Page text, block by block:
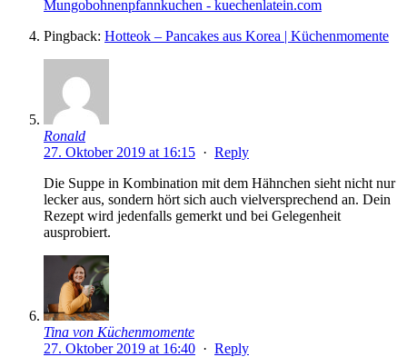
Mungobohnenpfannkuchen - kuechenlatein.com
Pingback: Hotteok – Pancakes aus Korea | Küchenmomente
Ronald
27. Oktober 2019 at 16:15 · Reply
Die Suppe in Kombination mit dem Hähnchen sieht nicht nur
lecker aus, sondern hört sich auch vielversprechend an. Dein
Rezept wird jedenfalls gemerkt und bei Gelegenheit
ausprobiert.
Tina von Küchenmomente
27. Oktober 2019 at 16:40 · Reply